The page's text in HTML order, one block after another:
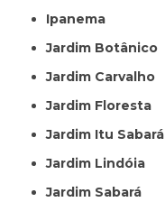
Ipanema
Jardim Botânico
Jardim Carvalho
Jardim Floresta
Jardim Itu Sabará
Jardim Lindóia
Jardim Sabará